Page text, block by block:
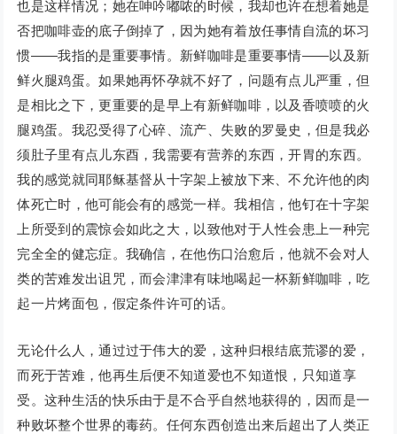
也是这样情况；她在呻吟嘟哝的时候，我却也许在想着她是
否把咖啡壶的底子倒掉了，因为她有着放任事情自流的坏习
惯——我指的是重要事情。新鲜咖啡是重要事情——以及新
鲜火腿鸡蛋。如果她再怀孕就不好了，问题有点儿严重，但
是相比之下，更重要的是早上有新鲜咖啡，以及香喷喷的火
腿鸡蛋。我忍受得了心碎、流产、失败的罗曼史，但是我必
须肚子里有点儿东酉，我需要有营养的东西，开胃的东西。
我的感觉就同耶稣基督从十字架上被放下来、不允许他的肉
体死亡时，他可能会有的感觉一样。我相信，他钉在十字架
上所受到的震惊会如此之大，以致他对于人性会患上一种完
完全全的健忘症。我确信，在他伤口治愈后，他就不会对人
类的苦难发出诅咒，而会津津有味地喝起一杯新鲜咖啡，吃
起一片烤面包，假定条件许可的话。
无论什么人，通过过于伟大的爱，这种归根结底荒谬的爱，
而死于苦难，他再生后便不知道爱也不知道恨，只知道享
受。这种生活的快乐由于是不合乎自然地获得的，因而是一
种败坏整个世界的毒药。任何东西创造出来后超出了人类正